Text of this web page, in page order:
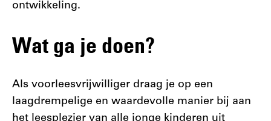
ontwikkeling.
Wat ga je doen?
Als voorleesvrijwilliger draag je op een
laagdrempelige en waardevolle manier bij aan
het leesplezier van alle jonge kinderen uit